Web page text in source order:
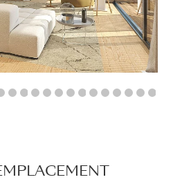
8 9 1011 12131415161718192021